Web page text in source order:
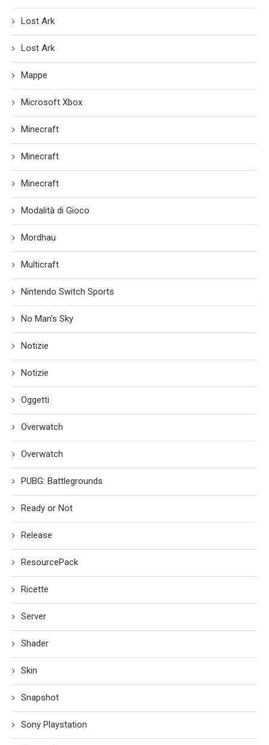
Lost Ark
Lost Ark
Mappe
Microsoft Xbox
Minecraft
Minecraft
Minecraft
Modalità di Gioco
Mordhau
Multicraft
Nintendo Switch Sports
No Man's Sky
Notizie
Notizie
Oggetti
Overwatch
Overwatch
PUBG: Battlegrounds
Ready or Not
Release
ResourcePack
Ricette
Server
Shader
Skin
Snapshot
Sony Playstation